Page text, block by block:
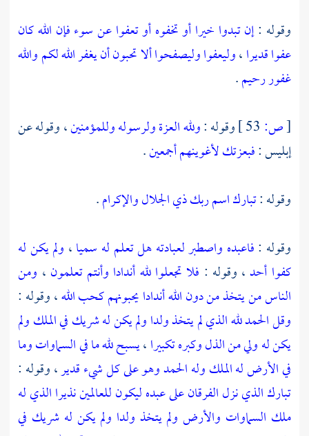
وقوله :إن تبدوا خيرا أو تخفوه أو تعفوا عن سوء فإن الله كان
عفوا قديرا،وليعفوا وليصفحوا ألا تحبون أن يغفر الله لكم والله
غفور رحيم.
[ص: وقوله :ولله العزة ولرسوله وللمؤمنين، وقوله عن
إبليس :فبعزتك لأغوينهم أجمعين.
وقوله :تبارك اسم ربك ذي الجلال والإكرام.
وقوله :فاعبده واصطبر لعبادته هل تعلم له سميا، ولم يكن له
كفوا أحد، وقوله : فلا تجعلوا لله أندادا وأنتم تعلمون ، ومن
الناس من يتخذ من دون الله أندادا يحبونهم كحب الله، وقوله :
وقل الحمد لله الذي لم يتخذ ولدا ولم يكن له شريك في الملك ولم
يكن له ولي من الذل وكبره تكبيرا،يسبح لله ما في السماوات وما
في الأرض له الملك وله الحمد وهو على كل شيء قدير، وقوله :
تبارك الذي نزل الفرقان على عبده ليكون للعالمين نذيرا الذي له
ملك السماوات والأرض ولم يتخذ ولدا ولم يكن له شريك في